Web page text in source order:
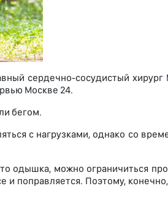
сердечно-сосудистый
Москве 24.
бегом.
с нагрузками, однако со
одышка, можно ограничиться
и поправляется. Поэтому,